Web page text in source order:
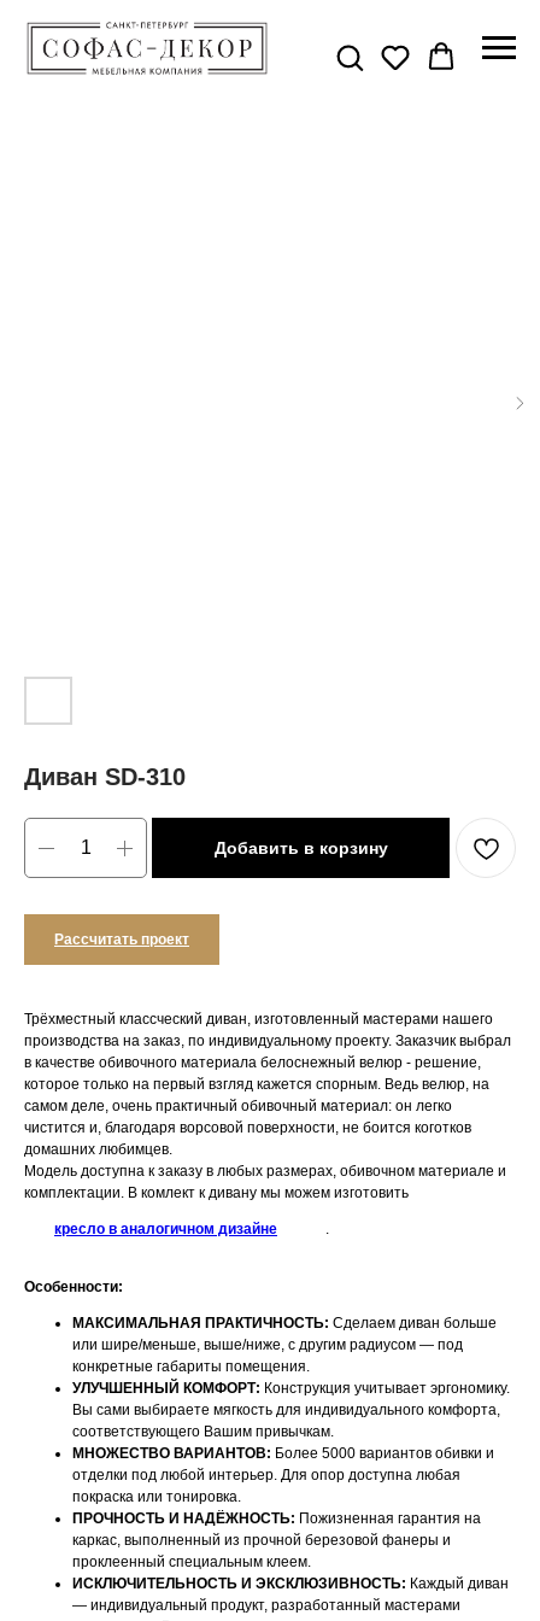
Диван SD-310
Добавить в корзину
Рассчитать проект
Трёхместный классческий диван, изготовленный мастерами нашего
производства на заказ, по индивидуальному проекту. Заказчик выбрал
в качестве обивочного материала белоснежный велюр - решение,
которое только на первый взгляд кажется спорным. Ведь велюр, на
самом деле, очень практичный обивочный материал: он легко
чистится и, благодаря ворсовой поверхности, не боится коготков
домашних любимцев.
Модель доступна к заказу в любых размерах, обивочном материале и
комплектации. В комлект к дивану мы можем изготовить
кресло в аналогичном дизайне .
Особенности:
МАКСИМАЛЬНАЯ ПРАКТИЧНОСТЬ: Сделаем диван больше
или шире/меньше, выше/ниже, с другим радиусом — под
конкретные габариты помещения.
УЛУЧШЕННЫЙ КОМФОРТ: Конструкция учитывает эргономику.
Вы сами выбираете мягкость для индивидуального комфорта,
соответствующего Вашим привычкам.
МНОЖЕСТВО ВАРИАНТОВ: Более 5000 вариантов обивки и
отделки под любой интерьер. Для опор доступна любая
покраска или тонировка.
ПРОЧНОСТЬ И НАДЁЖНОСТЬ: Пожизненная гарантия на
каркас, выполненный из прочной березовой фанеры и
проклеенный специальным клеем.
ИСКЛЮЧИТЕЛЬНОСТЬ И ЭКСКЛЮЗИВНОСТЬ: Каждый диван
— индивидуальный продукт, разработанный мастерами
НАШИ МЕНЕДЖЕРЫ ГОТОВЫ